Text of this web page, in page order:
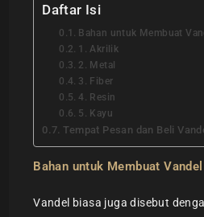
Daftar Isi
Bahan untuk Membuat
1. Akrilik
2. Metal
3. Fiber
4. Resin
5. Kayu
Tempat Pesan dan Beli
Bahan untuk Membuat
Vandel biasa juga disebut